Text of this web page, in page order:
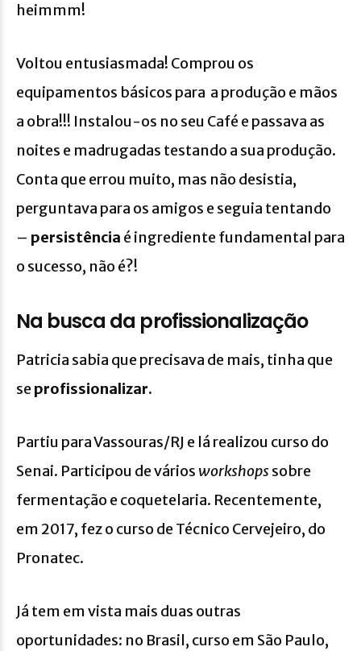
heimmm!
Voltou entusiasmada! Comprou os
equipamentos básicos para a produção e mãos
a obra!!! Instalou-os no seu Café e passava as
noites e madrugadas testando a sua produção.
Conta que errou muito, mas não desistia,
perguntava para os amigos e seguia tentando
– persistência é ingrediente fundamental para
o sucesso, não é?!
Na busca da profissionalização
Patricia sabia que precisava de mais, tinha que
seprofissionalizar.
Partiu para Vassouras/RJ e lá realizou curso do
Senai. Participou de vários workshopssobre
fermentação e coquetelaria. Recentemente,
em 2017, fez o curso de Técnico Cervejeiro, do
Pronatec.
Já tem em vista mais duas outras
oportunidades: no Brasil, curso em São Paulo,